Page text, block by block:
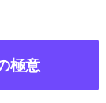
極意